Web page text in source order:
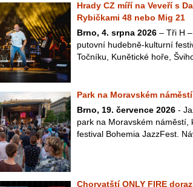
Hrady CZ míří na Veveří s
Rybičkami 48 nebo Mig 21
Brno, 4. srpna 2026 – Tři H
putovní hudebně-kulturní
Točníku, Kunětické hoře,
Park na Moravském
Brno, 19. července 2026 -
park na Moravském
festival Bohemia JazzFest.
Chorvatští ONLY FIRE